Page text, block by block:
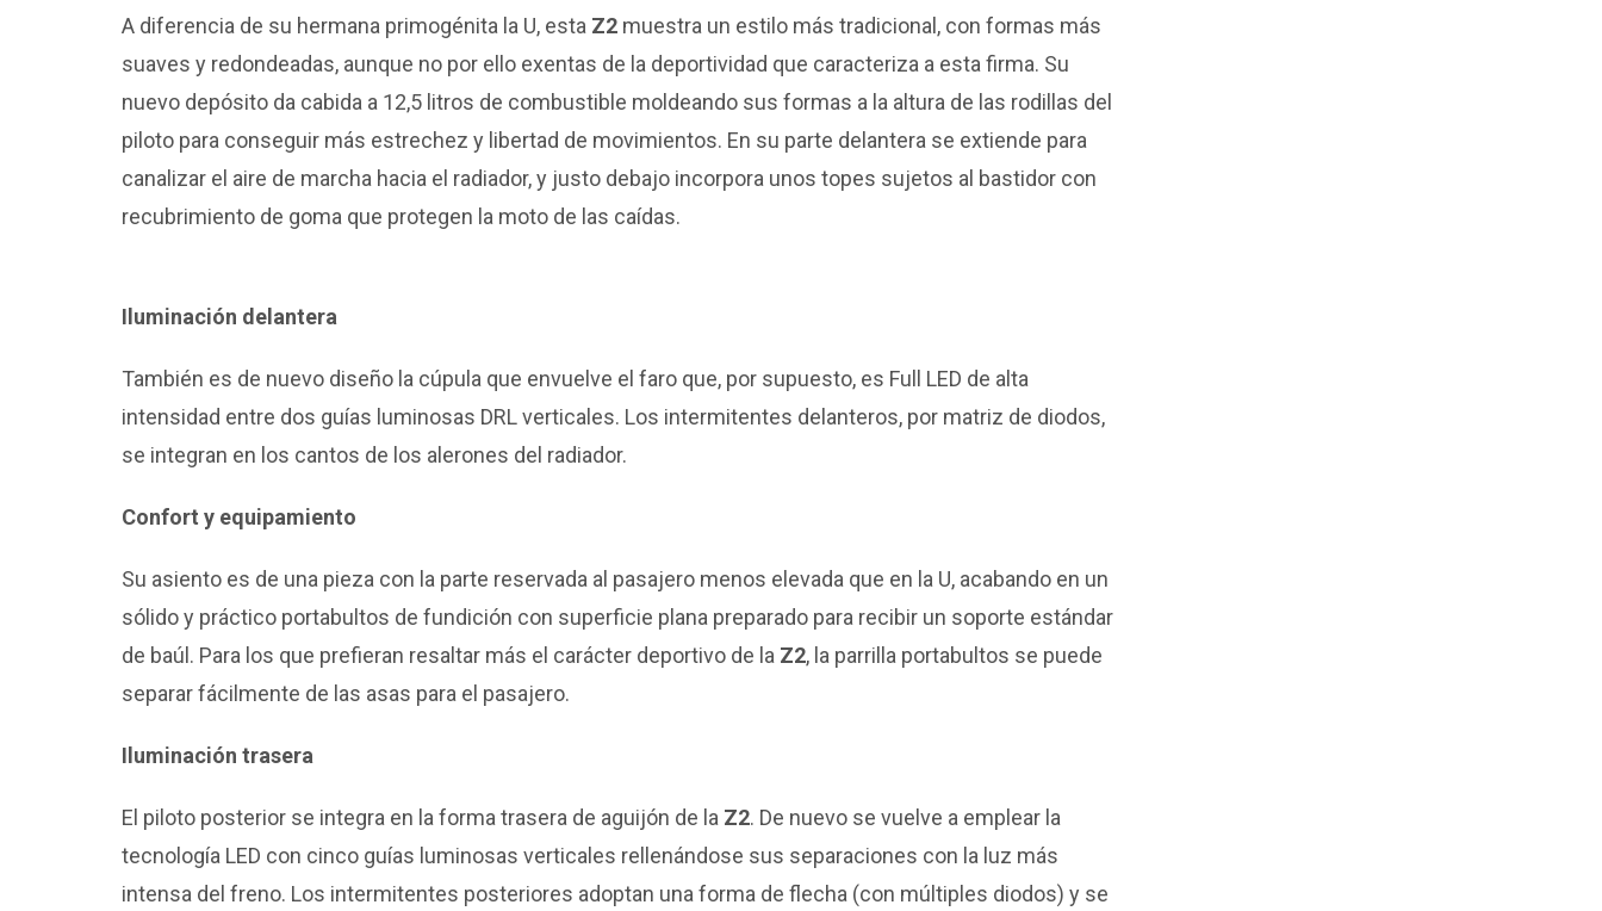
A diferencia de su hermana primogénita la U, esta Z2 muestra un estilo más tradicional, con formas más
suaves y redondeadas, aunque no por ello exentas de la deportividad que caracteriza a esta firma. Su
nuevo depósito da cabida a 12,5 litros de combustible moldeando sus formas a la altura de las rodillas del
piloto para conseguir más estrechez y libertad de movimientos. En su parte delantera se extiende para
canalizar el aire de marcha hacia el radiador, y justo debajo incorpora unos topes sujetos al bastidor con
recubrimiento de goma que protegen la moto de las caídas.
Iluminación delantera
También es de nuevo diseño la cúpula que envuelve el faro que, por supuesto, es Full LED de alta
intensidad entre dos guías luminosas DRL verticales. Los intermitentes delanteros, por matriz de diodos,
se integran en los cantos de los alerones del radiador.
Confort y equipamiento
Su asiento es de una pieza con la parte reservada al pasajero menos elevada que en la U, acabando en un
sólido y práctico portabultos de fundición con superficie plana preparado para recibir un soporte estándar
de baúl. Para los que prefieran resaltar más el carácter deportivo de la Z2, la parrilla portabultos se puede
separar fácilmente de las asas para el pasajero.
Iluminación trasera
El piloto posterior se integra en la forma trasera de aguijón de la Z2. De nuevo se vuelve a emplear la
tecnología LED con cinco guías luminosas verticales rellenándose sus separaciones con la luz más
intensa del freno. Los intermitentes posteriores adoptan una forma de flecha (con múltiples diodos) y se